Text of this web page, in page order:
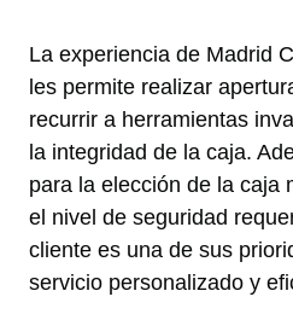
La experiencia de Madrid
les permite realizar
recurrir a herramientas
la integridad de la caja.
para la elección de la caja
el nivel de seguridad
cliente es una de sus
servicio personalizado y